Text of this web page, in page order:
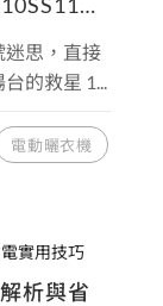
迷思，直接
的救星 1...
電動曬衣機
析與省